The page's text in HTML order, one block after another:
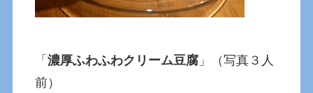
「濃厚ふわふわクリーム豆腐 」（写真３人
前）